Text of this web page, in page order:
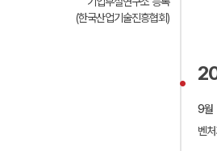
(한국산업기술진흥협회)
9월
벤
①이 약관은 회사의 홈페이지(http://
시행일자 이전부터 7일 이상 게시합
③고객은 변경된 약관에 동의하지 않
이후에도 거부의사를 표시하지 아니
고객님의 취향과 관심분야의 파악 및
이벤트 참여 정도 및 방문 회수 파악
설치를 거부하였을 경우 로그인이 필
이용이 어려울 수 있습니다. (설정방법